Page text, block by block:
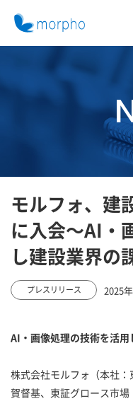
モルフォ、建
に入会～AI・
し建設業界の
プレスリリース 2025
AI・画像処理の技術を活
株式会社モルフォ（本社
賀督基、東証グロース市